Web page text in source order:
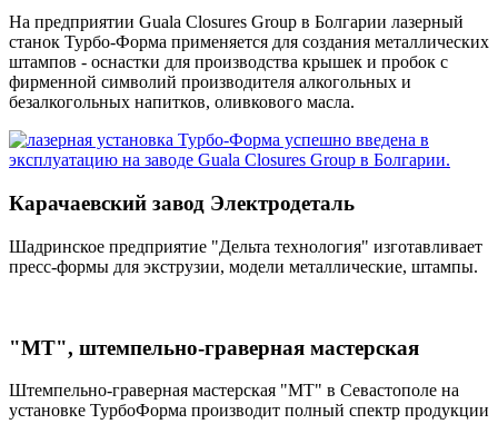
На предприятии Guala Closures Group в Болгарии лазерный
станок Турбо-Форма применяется для создания металлических
штампов - оснастки для производства крышек и пробок с
фирменной символий производителя алкогольных и
безалкогольных напитков, оливкового масла.
Карачаевский завод Электродеталь
Шадринское предприятие "Дельта технология" изготавливает
пресс-формы для экструзии, модели металлические, штампы.
"МТ", штемпельно-граверная мастерская
Штемпельно-граверная мастерская "МТ" в Севастополе на
установке ТурбоФорма производит полный спектр продукции